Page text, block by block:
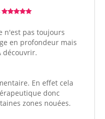
n'est pas toujours
en profondeur mais
découvrir.
En effet cela
donc
zones nouées.